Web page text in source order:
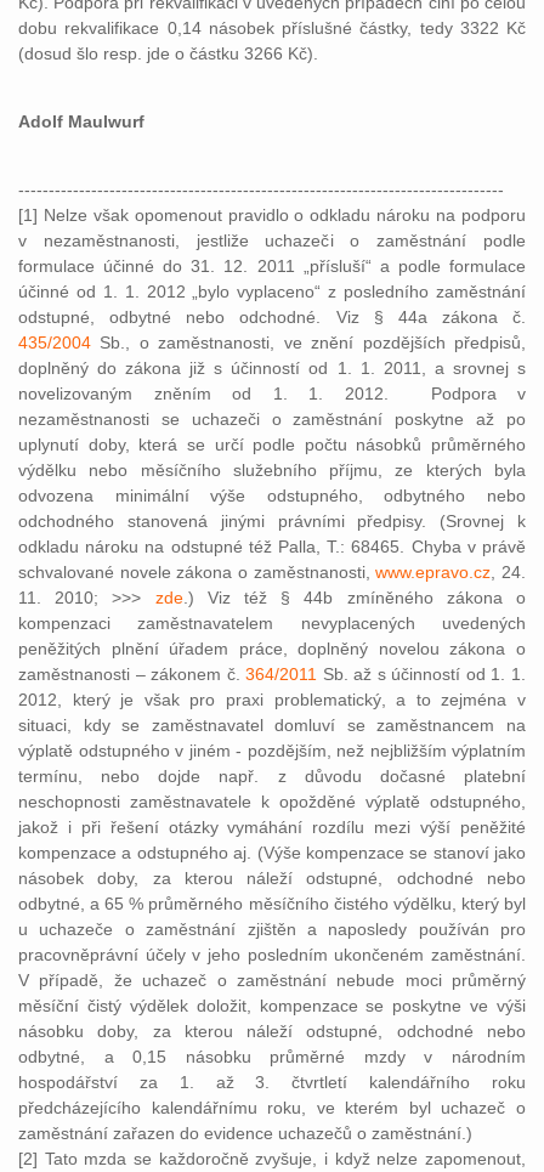
dobu rekvalifikace 0,14 násobek příslušné částky, tedy 3322 Kč
(dosud šlo resp. jde o částku 3266 Kč).
Adolf Maulwurf
--------------------------------------------------------------------------------
[1] Nelze však opomenout pravidlo o odkladu nároku na podporu
v nezaměstnanosti, jestliže uchazeči o zaměstnání podle
formulace účinné do 31. 12. 2011 „přísluší“ a podle formulace
účinné od 1. 1. 2012 „bylo vyplaceno“ z posledního zaměstnání
odstupné, odbytné nebo odchodné. Viz § 44a zákona č.
435/2004 Sb., o zaměstnanosti, ve znění pozdějších předpisů,
doplněný do zákona již s účinností od 1. 1. 2011, a srovnej s
novelizovaným zněním od 1. 1. 2012. Podpora v
nezaměstnanosti se uchazeči o zaměstnání poskytne až po
uplynutí doby, která se určí podle počtu násobků průměrného
výdělku nebo měsíčního služebního příjmu, ze kterých byla
odvozena minimální výše odstupného, odbytného nebo
odchodného stanovená jinými právními předpisy. (Srovnej k
odkladu nároku na odstupné též Palla, T.: 68465. Chyba v právě
schvalované novele zákona o zaměstnanosti,www.epravo.cz , 24.
11. 2010; >>> zde.) Viz též § 44b zmíněného zákona o
kompenzaci zaměstnavatelem nevyplacených uvedených
peněžitých plnění úřadem práce, doplněný novelou zákona o
zaměstnanosti – zákonem č.364/2011 Sb. až s účinností od 1. 1.
2012, který je však pro praxi problematický, a to zejména v
situaci, kdy se zaměstnavatel domluví se zaměstnancem na
výplatě odstupného v jiném - pozdějším, než nejbližším výplatním
termínu, nebo dojde např. z důvodu dočasné platební
neschopnosti zaměstnavatele k opožděné výplatě odstupného,
jakož i při řešení otázky vymáhání rozdílu mezi výší peněžité
kompenzace a odstupného aj. (Výše kompenzace se stanoví jako
násobek doby, za kterou náleží odstupné, odchodné nebo
odbytné, a 65 % průměrného měsíčního čistého výdělku, který byl
u uchazeče o zaměstnání zjištěn a naposledy používán pro
pracovněprávní účely v jeho posledním ukončeném zaměstnání.
V případě, že uchazeč o zaměstnání nebude moci průměrný
měsíční čistý výdělek doložit, kompenzace se poskytne ve výši
násobku doby, za kterou náleží odstupné, odchodné nebo
odbytné, a 0,15 násobku průměrné mzdy v národním
hospodářství za 1. až 3. čtvrtletí kalendářního roku
předcházejícího kalendářnímu roku, ve kterém byl uchazeč o
zaměstnání zařazen do evidence uchazečů o zaměstnání.)
[2] Tato mzda se každoročně zvyšuje, i když nelze zapomenout,